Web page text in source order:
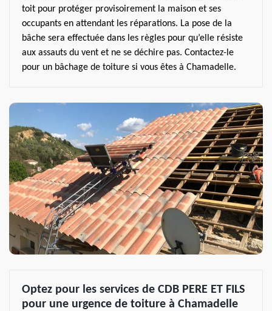
toit pour protéger provisoirement la maison et ses
occupants en attendant les réparations. La pose de la
bâche sera effectuée dans les règles pour qu’elle résiste
aux assauts du vent et ne se déchire pas. Contactez-le
pour un bâchage de toiture si vous êtes à Chamadelle.
Optez pour les services de CDB PERE ET FILS
pour une urgence de toiture à Chamadelle